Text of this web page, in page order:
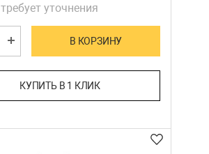
требует уточнения
В КОРЗИНУ
КУПИТЬ В 1 КЛИК